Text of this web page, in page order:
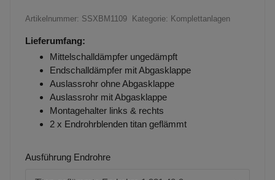
Artikelnummer: SSXBM1109 Kategorie: Komplettanlagen
Lieferumfang:
Mittelschalldämpfer ungedämpft
Endschalldämpfer mit Abgasklappe
Auslassrohr ohne Abgasklappe
Auslassrohr mit Abgasklappe
Montagehalter links & rechts
2 x Endrohrblenden titan geflämmt
Ausführung Endrohre